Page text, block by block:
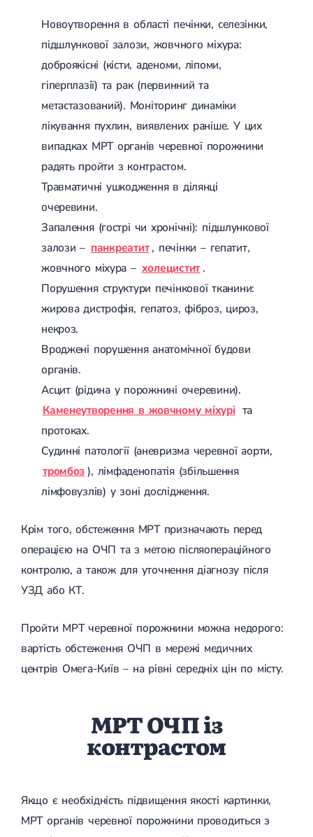
Новоутворення в області печінки, селезінки,
підшлункової залози, жовчного міхура:
доброякісні (кісти, аденоми, ліпоми,
гіперплазії) та рак (первинний та
метастазований). Моніторинг динаміки
лікування пухлин, виявлених раніше. У цих
випадках МРТ органів черевної порожнини
радять пройти з контрастом.
Травматичні ушкодження в ділянці
очеревини.
Запалення (гострі чи хронічні): підшлункової
залози – панкреатит , печінки – гепатит,
жовчного міхура – ​​ холецистит .
Порушення структури печінкової тканини:
жирова дистрофія, гепатоз, фіброз, цироз,
некроз.
Вроджені порушення анатомічної будови
органів.
Асцит (рідина у порожнині очеревини).
Каменеутворення в жовчному міхурі та
протоках.
Судинні патології (аневризма черевної аорти,
тромбоз), лімфаденопатія (збільшення
лімфовузлів) у зоні дослідження.
Крім того, обстеження МРТ призначають перед
операцією на ОЧП та з метою післяопераційного
контролю, а також для уточнення діагнозу після
УЗД або КТ.
Пройти МРТ черевної порожнини можна недорого:
вартість обстеження ОЧП в мережі медичних
центрів Омега-Київ – на рівні середніх цін по місту.
МРТ ОЧП із
контрастом
Якщо є необхідність підвищення якості картинки,
МРТ органів черевної порожнини проводиться з